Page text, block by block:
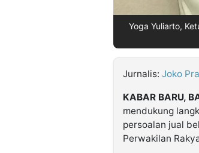
Yoga Yuliarto,
Jurnalis: Joko
KABAR BARU,
mendukung
persoalan jual
Perwakilan